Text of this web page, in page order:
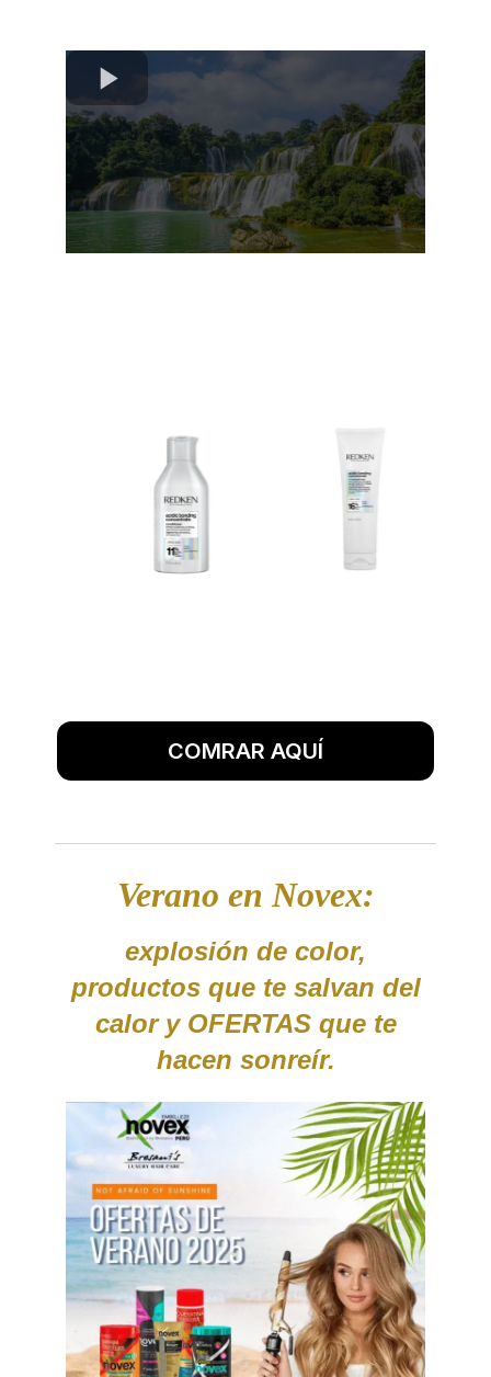
COMRAR AQUÍ
Verano en Novex:
explosión de color,
productos que te salvan del
calor y OFERTAS que te
hacen sonreír.